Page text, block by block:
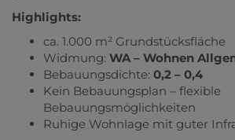
Highlights:
ca. 1.000 m² Grundstücksfläche
Widmung: WA – Wohnen
Bebauungsdichte: 0,2 – 0,4
Kein Bebauungsplan – flexible
Bebauungsmöglichkeiten
Ruhige Wohnlage mit guter